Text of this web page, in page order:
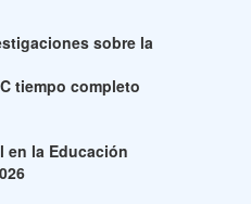
sobre la
tiempo completo
en la Educación